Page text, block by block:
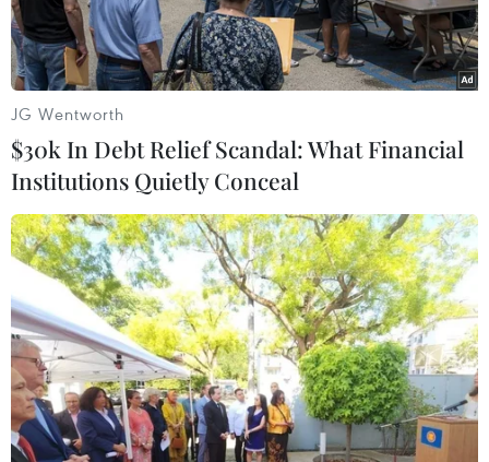
Minh Hạ.
Tỉnh Cà Mau đã chủ động tăng cường ứng dụng công nghệ
hiện đại để phát hiện sớm, phản ứng nhanh với các tình huống
cháy rừng. (Ảnh: Huỳnh Anh/TTXVN)
Trước tình hình hơn 50.000ha rừng đang trong
giai đoạn khô hạn gay gắt, tỉnh Cà Mau đã chủ
JG Wentworth
$30k In Debt Relief Scandal: What Financial
Institutions Quietly Conceal